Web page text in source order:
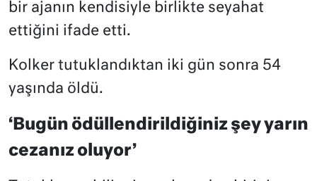
bir ajanın kendisiyle birlikte seyahat
ettiğini ifade etti.
Kolker tutuklandıktan iki gün sonra 54
yaşında öldü.
‘Bugün ödüllendirildiğiniz şey yarın
cezanız oluyor’